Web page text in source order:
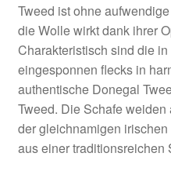
Tweed ist ohne
die Wolle wirkt dank ihrer
Charakteristisch sind die
eingesponnen flecks in
authentische Donegal
Tweed. Die Schafe
der gleichnamigen
aus einer traditionsreichen